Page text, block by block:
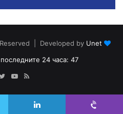
| Developed by Unet
24 часа: 47
TwitterYouTube
RSS